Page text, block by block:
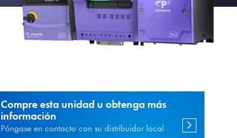
Compre esta unidad u obtenga más
información
Póngase en contacto con su distribuidor local